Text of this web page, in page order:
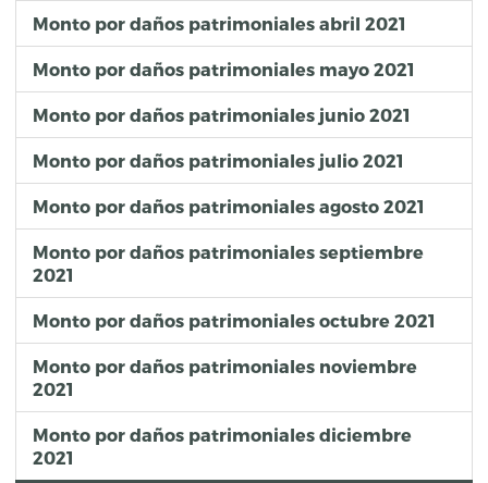
Monto por daños patrimoniales abril 2021
Monto por daños patrimoniales mayo 2021
Monto por daños patrimoniales junio 2021
Monto por daños patrimoniales julio 2021
Monto por daños patrimoniales agosto 2021
Monto por daños patrimoniales septiembre
2021
Monto por daños patrimoniales octubre 2021
Monto por daños patrimoniales noviembre
2021
Monto por daños patrimoniales diciembre
2021